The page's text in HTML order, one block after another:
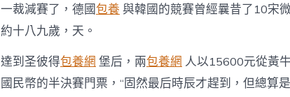
一裁減賽了，德國包養 與韓國的競賽曾經曩昔了10宋
約十八九歲，天。
達到圣彼得包養網 堡后，兩包養網 人以15600元從黃
國民幣的半決賽門票，“固然最后時辰才趕到，但總算